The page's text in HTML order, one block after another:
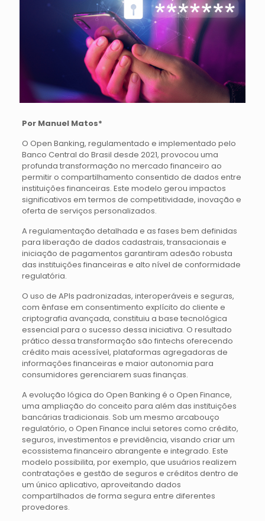
Por Manuel Matos*
O Open Banking, regulamentado e implementado pelo
Banco Central do Brasil desde 2021, provocou uma
profunda transformação no mercado financeiro ao
permitir o compartilhamento consentido de dados entre
instituições financeiras. Este modelo gerou impactos
significativos em termos de competitividade, inovação e
oferta de serviços personalizados.
A regulamentação detalhada e as fases bem definidas
para liberação de dados cadastrais, transacionais e
iniciação de pagamentos garantiram adesão robusta
das instituições financeiras e alto nível de conformidade
regulatória.
O uso de APIs padronizadas, interoperáveis e seguras,
com ênfase em consentimento explícito do cliente e
criptografia avançada, constituiu a base tecnológica
essencial para o sucesso dessa iniciativa. O resultado
prático dessa transformação são fintechs oferecendo
crédito mais acessível, plataformas agregadoras de
informações financeiras e maior autonomia para
consumidores gerenciarem suas finanças.
A evolução lógica do Open Banking é o Open Finance,
uma ampliação do conceito para além das instituições
bancárias tradicionais. Sob um mesmo arcabouço
regulatório, o Open Finance inclui setores como crédito,
seguros, investimentos e previdência, visando criar um
ecossistema financeiro abrangente e integrado. Este
modelo possibilita, por exemplo, que usuários realizem
contratações e gestão de seguros e créditos dentro de
um único aplicativo, aproveitando dados
compartilhados de forma segura entre diferentes
provedores.